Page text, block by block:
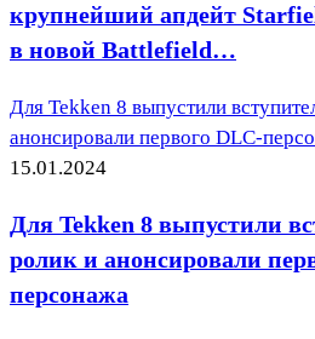
крупнейший апдейт
в новой Battlefield…
Для Tekken 8 выпустили
анонсировали первого DLC-
15.01.2024
Для Tekken 8 выпустили
ролик и анонсировали
персонажа